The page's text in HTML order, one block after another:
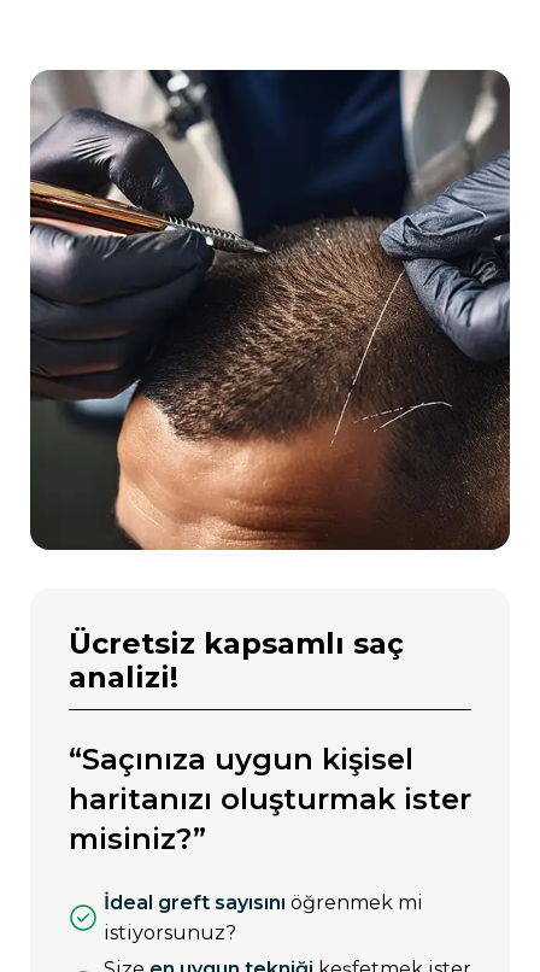
ücretsiz kapsamlı saç
analizi!
“saçınıza uygun kişisel
haritanızı oluşturmak ister
misiniz?”
i̇deal greft sayısını öğrenmek mi
istiyorsunuz?